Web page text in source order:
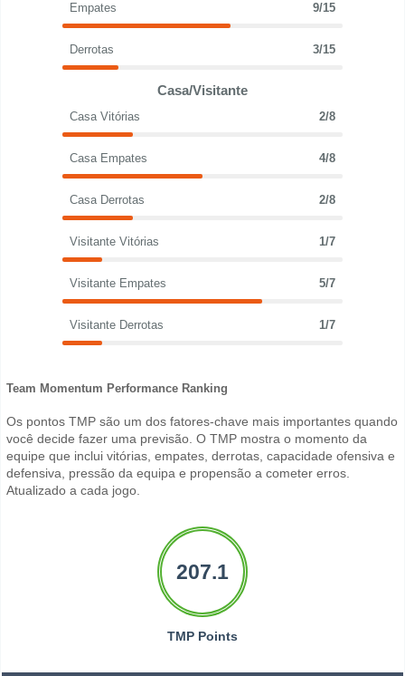
Empates 9/15
Derrotas 3/15
Casa/Visitante
Casa Vitórias 2/8
Casa Empates 4/8
Casa Derrotas 2/8
Visitante Vitórias 1/7
Visitante Empates 5/7
Visitante Derrotas 1/7
Team Momentum Performance Ranking
Os pontos TMP são um dos fatores-chave mais importantes quando
você decide fazer uma previsão. O TMP mostra o momento da
equipe que inclui vitórias, empates, derrotas, capacidade ofensiva e
defensiva, pressão da equipa e propensão a cometer erros.
Atualizado a cada jogo.
207.1
TMP Points